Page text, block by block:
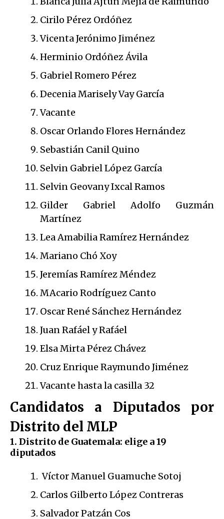
Cirilo Pérez Ordóñez
Vicenta Jerónimo Jiménez
Herminio Ordóñez Ávila
Gabriel Romero Pérez
Decenia Marisely Vay García
Vacante
Oscar Orlando Flores Hernández
Sebastián Canil Quino
Selvin Gabriel López García
Selvin Geovany Ixcal Ramos
Gilder Gabriel Adolfo Guzmán
Martínez
Lea Amabilia Ramírez Hernández
Mariano Chó Xoy
Jeremías Ramírez Méndez
MAcario Rodríguez Canto
Oscar René Sánchez Hernández
Juan Rafáel y Rafáel
Elsa Mirta Pérez Chávez
Cruz Enrique Raymundo Jiménez
Vacante hasta la casilla 32
Candidatos a Diputados por
Distrito del MLP
1. Distrito de Guatemala: elige a 19
diputados
Víctor Manuel Guamuche Sotoj
Carlos Gilberto López Contreras
Salvador Patzán Cos